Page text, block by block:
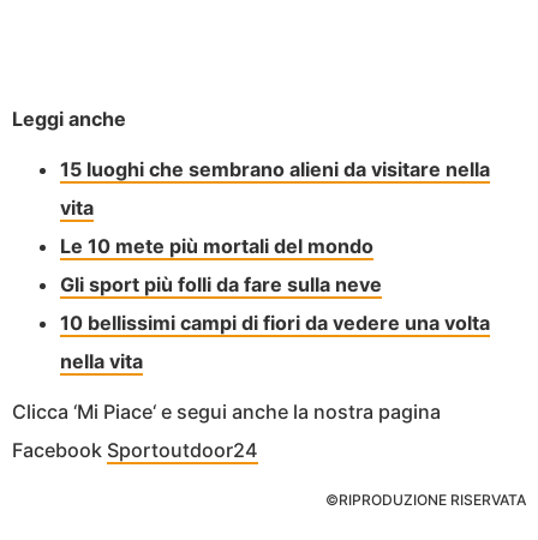
Leggi anche
15 luoghi che sembrano alieni da visitare nella
vita
Le 10 mete più mortali del mondo
Gli sport più folli da fare sulla neve
10 bellissimi campi di fiori da vedere una volta
nella vita
Clicca ‘Mi Piace‘ e segui anche la nostra pagina
Facebook Sportoutdoor24
©RIPRODUZIONE RISERVATA